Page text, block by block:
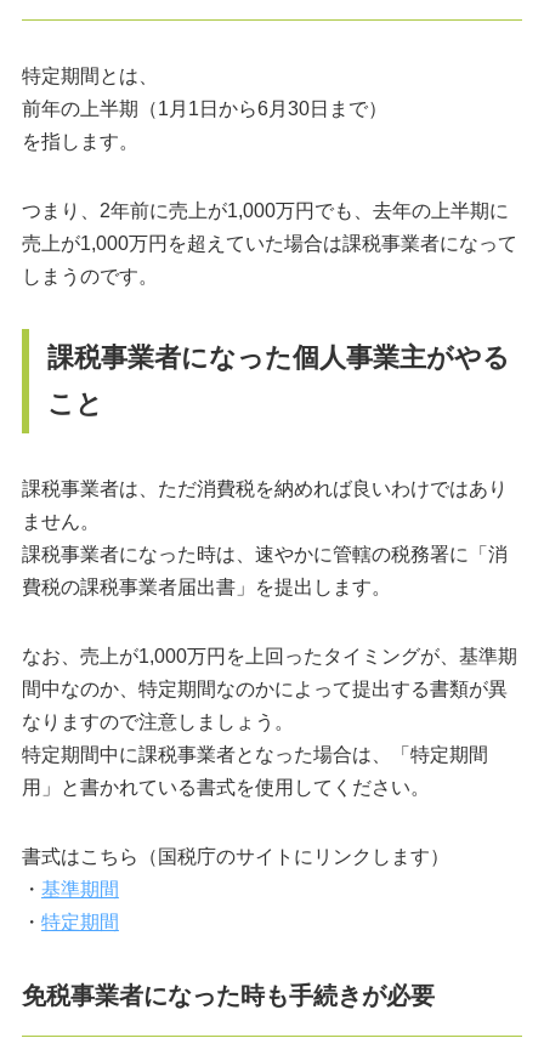
特定期間とは、
前年の上半期（1月1日から6月30日まで）
を指します。
つまり、2年前に売上が1,000万円でも、去年の上半期に
売上が1,000万円を超えていた場合は課税事業者になって
しまうのです。
課税事業者になった個人事業主がやる
こと
課税事業者は、ただ消費税を納めれば良いわけではあり
ません。
課税事業者になった時は、速やかに管轄の税務署に「消
費税の課税事業者届出書」を提出します。
なお、売上が1,000万円を上回ったタイミングが、基準期
間中なのか、特定期間なのかによって提出する書類が異
なりますので注意しましょう。
特定期間中に課税事業者となった場合は、「特定期間
用」と書かれている書式を使用してください。
書式はこちら（国税庁のサイトにリンクします）
・ 基準期間
・ 特定期間
免税事業者になった時も手続きが必要